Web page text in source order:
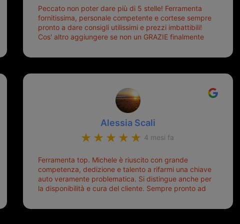
Peccato non poter dare più di 5 stelle! Ferramenta
fornitissima, personale competente e cortese sempre
pronto a dare consigli utilissimi e prezzi imbattibili!
Cos' altro aggiungere se non un GRAZIE finalmente
siete il mio riferimento. Ah dimenticavo...da loro sono
trove! Top top top!!!
Alessia Scali
4 mesi fa
Ferramenta top. Michele è riuscito con grande
competenza, dedizione e talento a rifarmi una chiave
auto veramente problematica. Si distingue anche per
la disponibilità e cura del cliente. Sempre pronto ad